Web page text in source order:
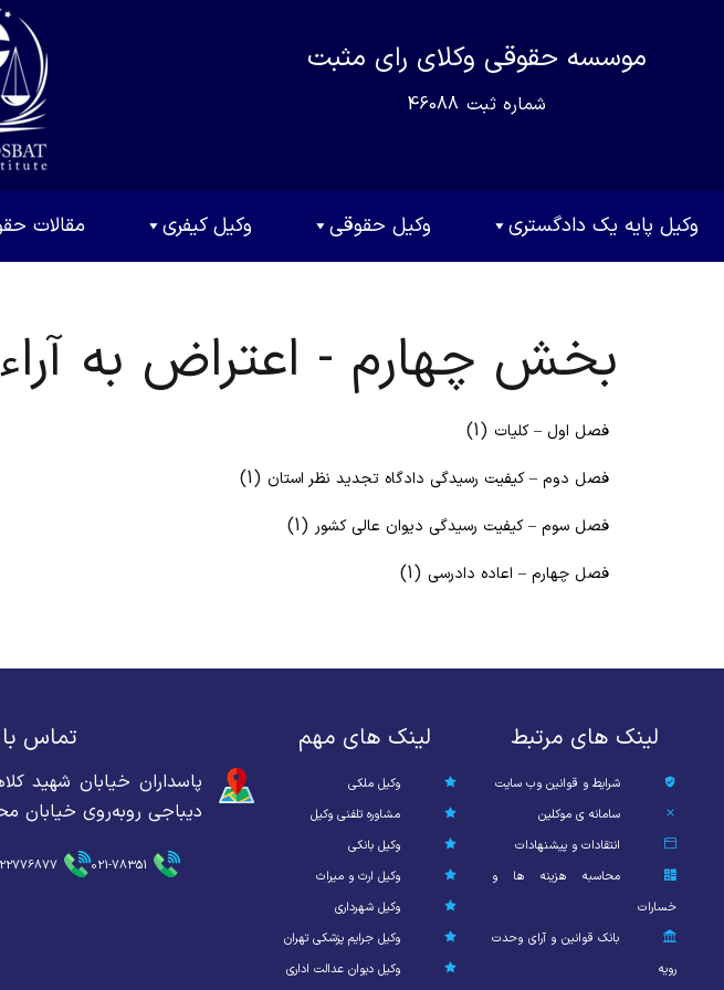
موسسه حقوقی وکلای رای مثبت
شماره ثبت
وکیل پایه یک دادگستری وکیل حقوقی وکیل کیفری مقالات
بخش چهارم - اعتراض به آراء
فصل اول – کلیات (1)
فصل دوم – کیفیت رسیدگی دادگاه تجدید نظر استان (1)
فصل سوم – کیفیت رسیدگی دیوان عالی کشور (1)
فصل چهارم – اعاده دادرسی (1)
لینک های مرتبط
شرایط و قوانین وب سایت
سامانه ی موکلین
انتقادات و پیشنهادات
محاسبه هزینه ها و
خسارات
بانک قوانین و آرای وحدت
رویه
لینک های مهم
وکیل ملکی
مشاوره تلفنی وکیل
وکیل بانکی
وکیل ارث و میراث
وکیل شهرداری
وکیل جرایم پزشکی تهران
وکیل دیوان عدالت اداری
تماس
پاسداران خیابان شهید
دیباجی روبه‌روی خیابان
021-78351